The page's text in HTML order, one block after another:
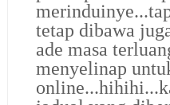
tetap dibawa
ade masa
menyelinap